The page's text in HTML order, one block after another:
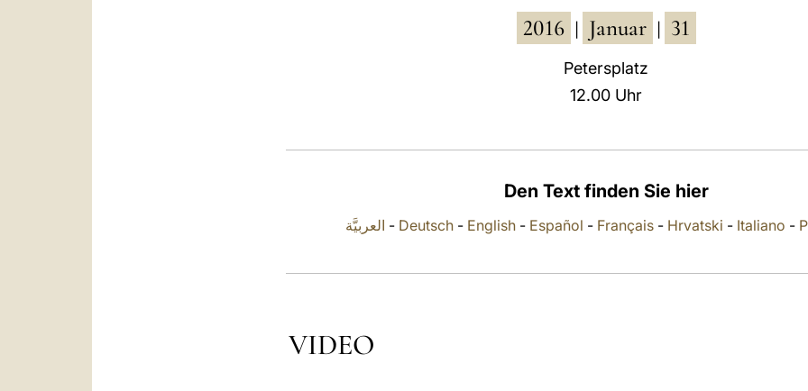
2016 Januar 31
Petersplatz
12.00 Uhr
Den Text finden Sie hier
العربيَّة - Deutsch- English- Español - Français- Hrvatski - Italiano -
VIDEO